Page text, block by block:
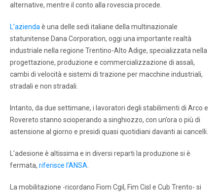
alternative, mentre il conto alla rovescia procede.
L’azienda è una delle sedi italiane della multinazionale
statunitense Dana Corporation, oggi una importante realtà
industriale nella regione Trentino-Alto Adige, specializzata nella
progettazione, produzione e commercializzazione di assali,
cambi di velocità e sistemi di trazione per macchine industriali,
stradali e non stradali.
Intanto, da due settimane, i lavoratori degli stabilimenti di Arco e
Rovereto stanno scioperando a singhiozzo, con un’ora o più di
astensione al giorno e presidi quasi quotidiani davanti ai cancelli.
L’adesione è altissima e in diversi reparti la produzione si è
fermata, riferisce l’ANSA
La mobilitazione -ricordano Fiom Cgil, Fim Cisl e Cub Trento- si